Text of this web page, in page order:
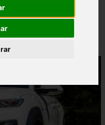
5,9% de cuota